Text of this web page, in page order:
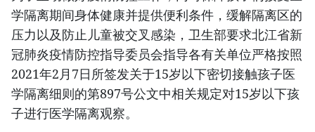
学隔离期间身体健康并提供便利条件，缓解隔离区的
压力以及防止儿童被交叉感染，卫生部要求北江省新
冠肺炎疫情防控指导委员会指导各有关单位严格按照
2021年2月7日所签发关于15岁以下密切接触孩子医
学隔离细则的第897号公文中相关规定对15岁以下孩
子进行医学隔离观察。